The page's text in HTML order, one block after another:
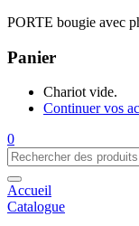
PORTE bougie avec
Panier
Chariot vide.
Continuer vos
0
Accueil
Catalogue